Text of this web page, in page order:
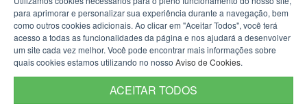
para aprimorar e personalizar sua experiência durante a navegação, bem
como outros cookies adicionais. Ao clicar em "Aceitar Todos", você terá
acesso a todas as funcionalidades da página e nos ajudará a desenvolver
um site cada vez melhor. Você pode encontrar mais informações sobre
quais cookies estamos utilizando no nosso Aviso de Cookies.
ACEITAR TODOS